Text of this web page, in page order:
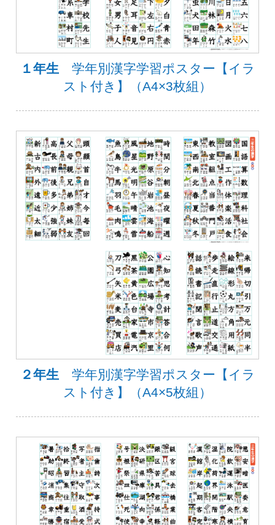
１年生 学年別漢字学習ポスター【イラ
スト付き】（A4×3枚組）
２年生 学年別漢字学習ポスター【イラ
スト付き】（A4×5枚組）